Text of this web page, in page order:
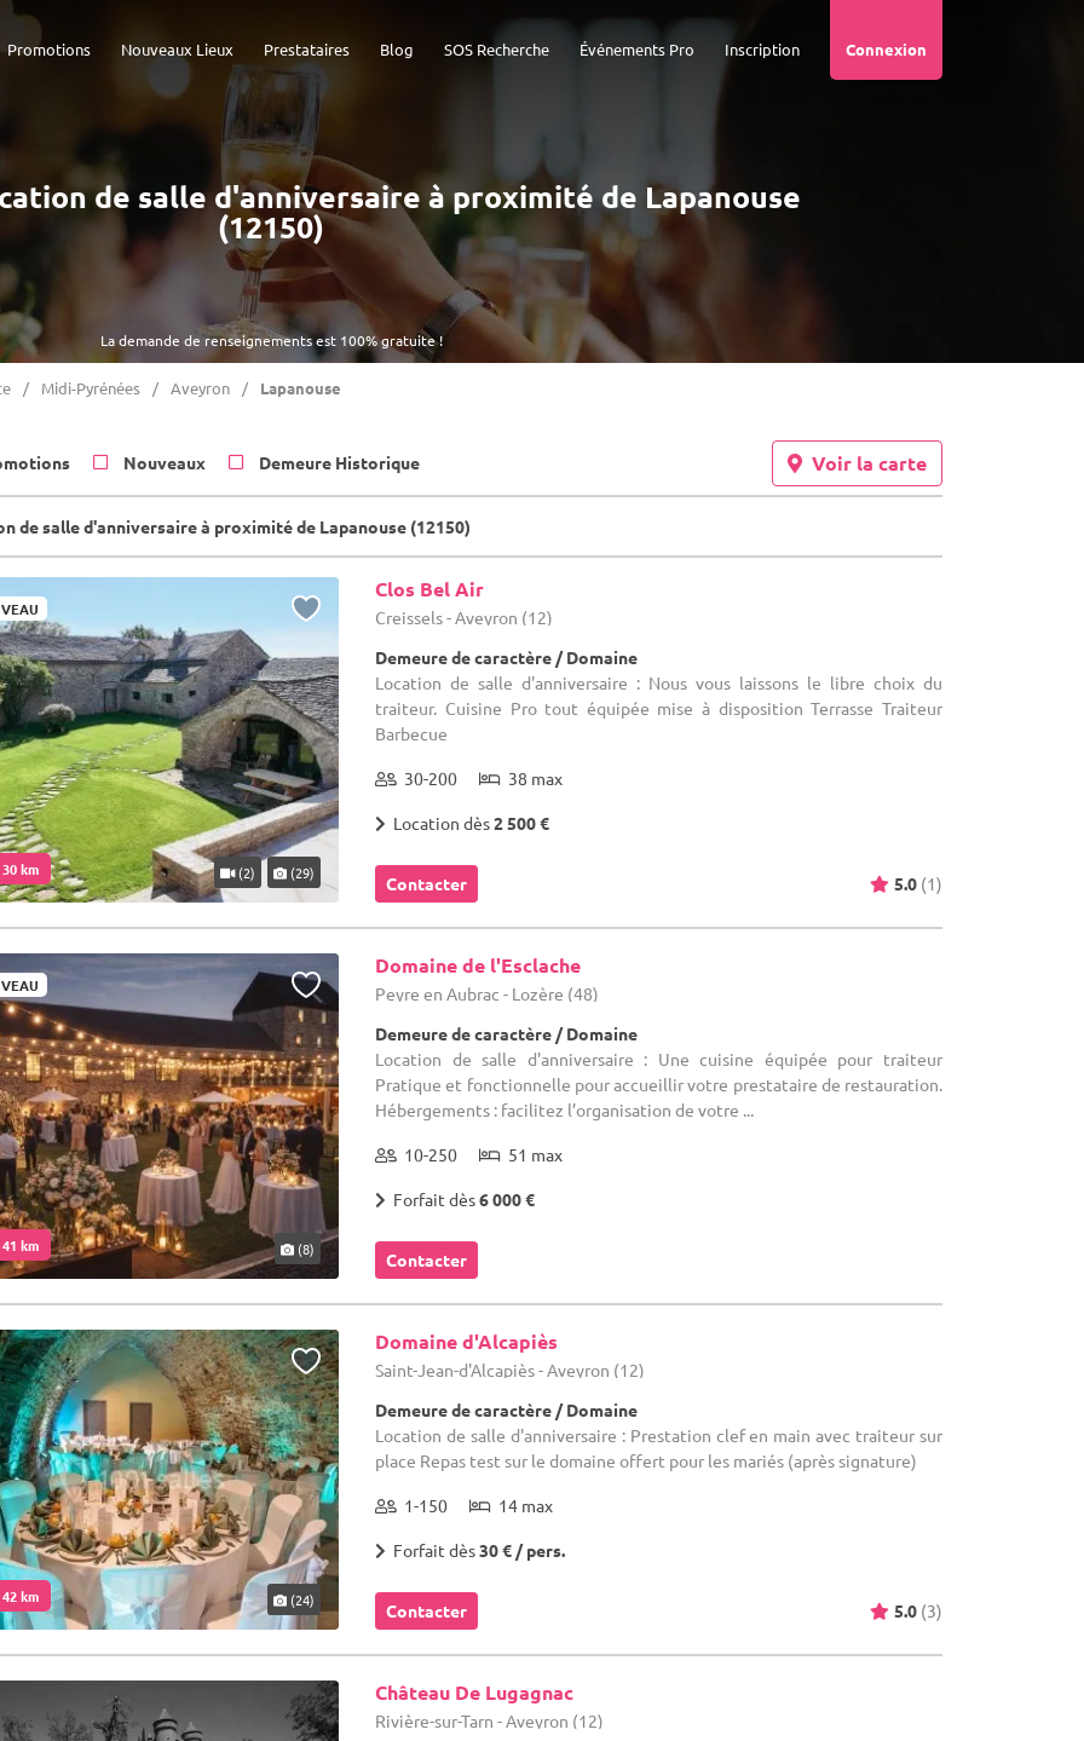
Connexion
Inscription
Événements Pro
SOS Recherche
Blog
Prestataires
Nouveaux Lieux
Promotions
La demande de renseignements est 100% gratuite !
de salle d'anniversaire à proximité de Lapanouse
(12150)
Midi-Pyrénées Aveyron Lapanouse
Nouveaux Demeure Historique Voir la carte
de salle d'anniversaire à proximité de Lapanouse (12150)
km (2) (29)
Clos Bel Air
Creissels - Aveyron (12)
Demeure de caractère / Domaine
Location de salle d'anniversaire : Nous vous laissons le libre choix du
traiteur. Cuisine Pro tout équipée mise à disposition Terrasse Traiteur
Barbecue
30-200 38 max
Location dès2 500 €
Contacter 5.0 (1)
km (8)
Domaine de l'Esclache
Peyre en Aubrac - Lozère (48)
Demeure de caractère / Domaine
Location de salle d'anniversaire : Une cuisine équipée pour traiteur
Pratique et fonctionnelle pour accueillir votre prestataire de restauration.
Hébergements : facilitez l’organisation de votre ...
10-250 51 max
Forfait dès6 000 €
Contacter
km (24)
Domaine d'Alcapiès
Saint-Jean-d'Alcapiès - Aveyron (12)
Demeure de caractère / Domaine
Location de salle d'anniversaire : Prestation clef en main avec traiteur sur
place Repas test sur le domaine offert pour les mariés (après signature)
1-150 14 max
Forfait dès30 € / pers.
Contacter 5.0 (3)
Château De Lugagnac
Rivière-sur-Tarn - Aveyron (12)